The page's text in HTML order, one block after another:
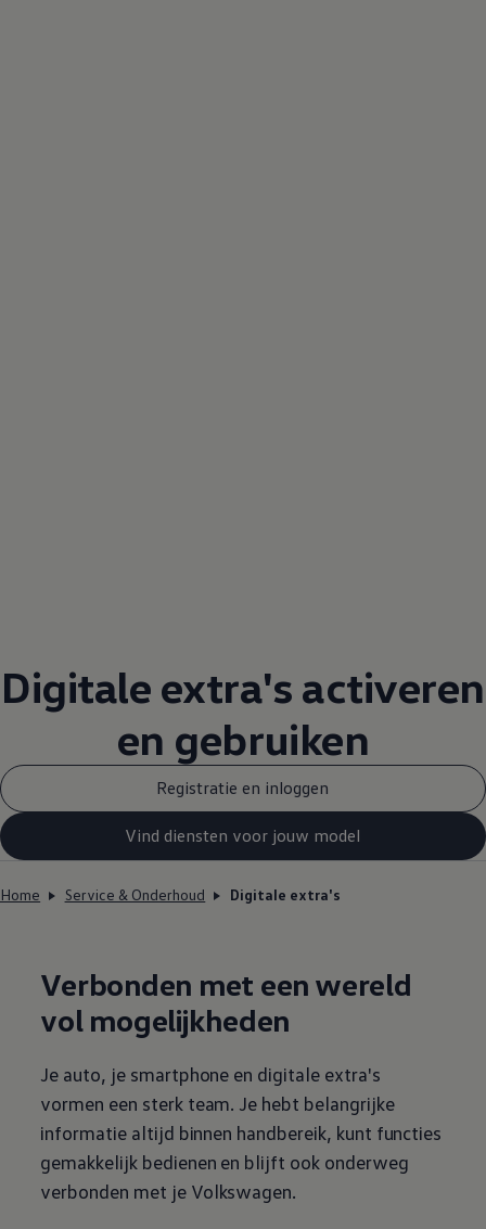
Digitale extra's activeren
en gebruiken
Registratie en inloggen
Vind diensten voor jouw model
Home Service & Onderhoud Digitale extra's
Verbonden met een wereld
vol mogelijkheden
Je auto, je smartphone en digitale extra's
vormen een sterk team. Je hebt belangrijke
informatie altijd binnen handbereik, kunt functies
gemakkelijk bedienen en blijft ook onderweg
verbonden met je Volkswagen.